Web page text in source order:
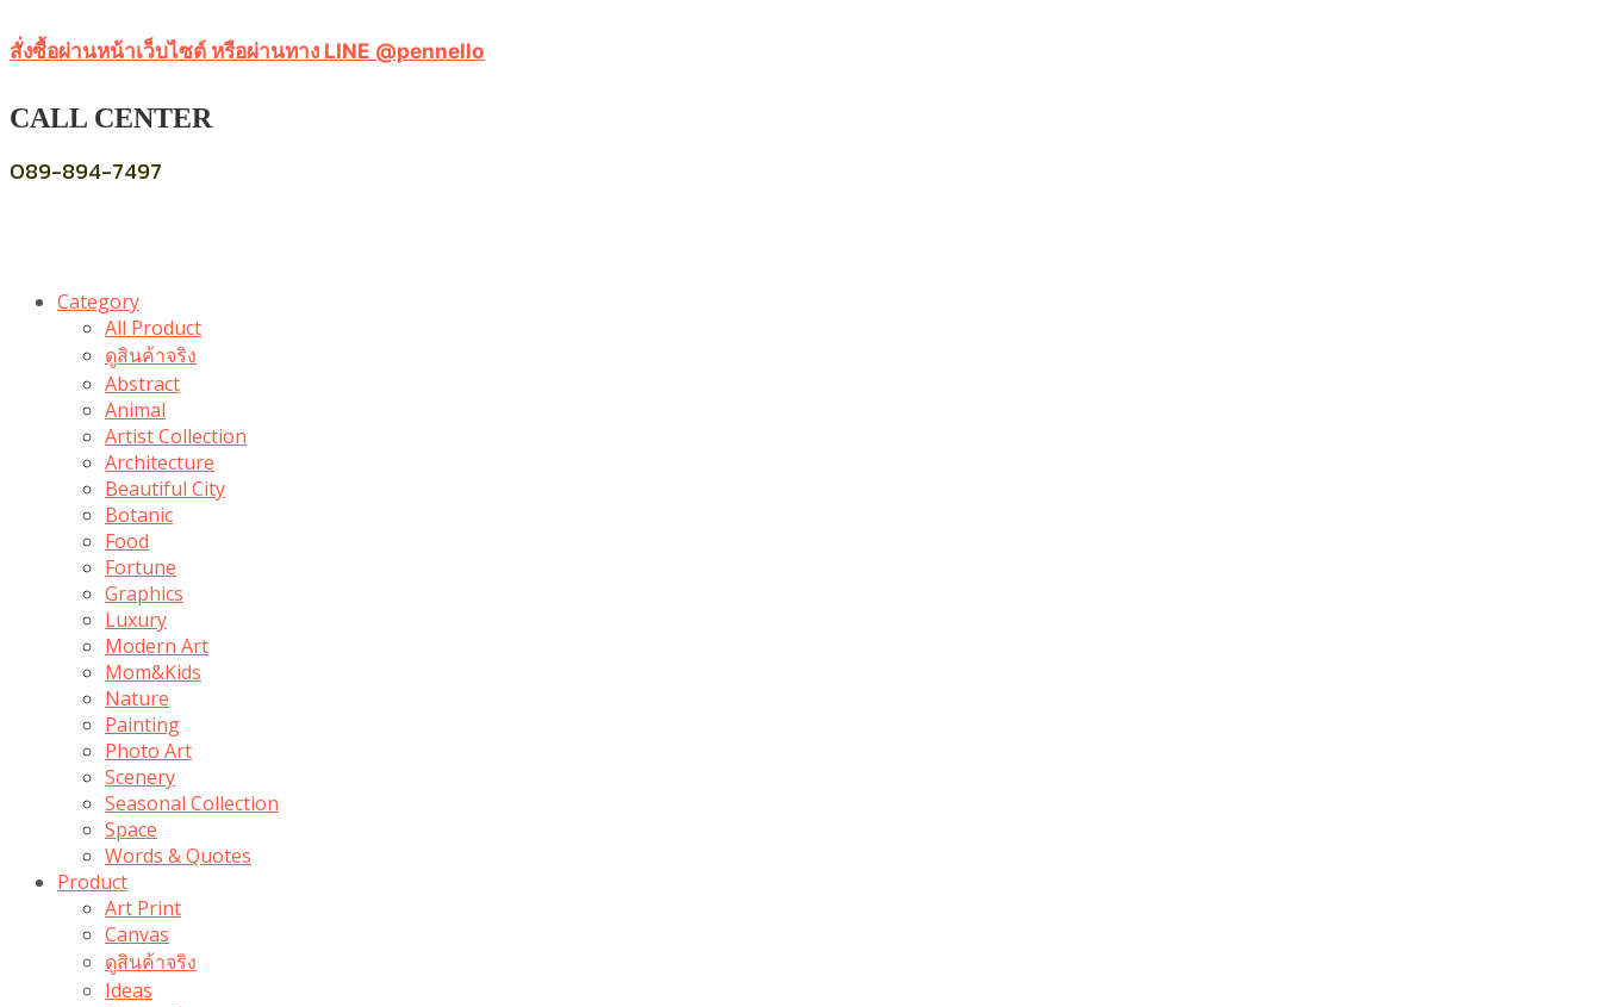
สั่งซื้อผ่านหน้าเว็บไซต์ หรือผ่านทาง LINE @pennello
CALL CENTER
089-894-7497
Category
All Product
ดูสินค้าจริง
Abstract
Animal
Artist Collection
Architecture
Beautiful City
Botanic
Food
Fortune
Graphics
Luxury
Modern Art
Mom&Kids
Nature
Painting
Photo Art
Scenery
Seasonal Collection
Space
Words & Quotes
Product
Art Print
Canvas
ดูสินค้าจริง
Ideas